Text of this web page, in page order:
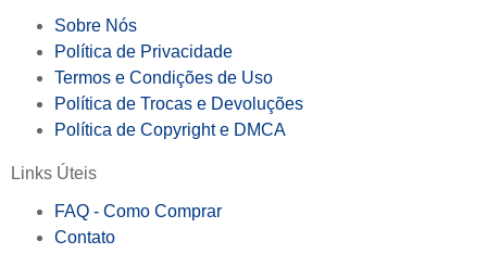
Sobre Nós
Política de Privacidade
Termos e Condições de Uso
Política de Trocas e Devoluções
Política de Copyright e DMCA
Links Úteis
FAQ - Como Comprar
Contato